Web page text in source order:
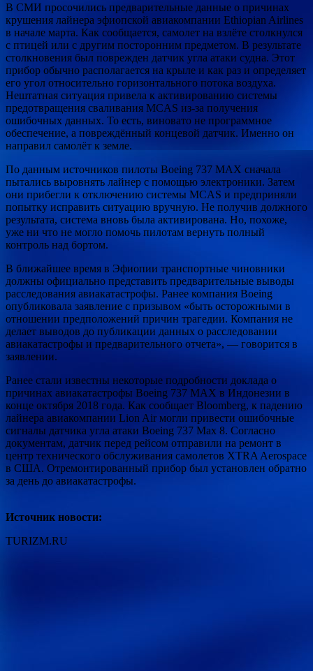
В СМИ просочились предварительные данные о причинах
крушения лайнера эфиопской авиакомпании Ethiopian Airlines
в начале марта. Как сообщается, самолет на взлёте столкнулся
с птицей или с другим посторонним предметом. В результате
столкновения был поврежден датчик угла атаки судна. Этот
прибор обычно располагается на крыле и как раз и определяет
его угол относительно горизонтального потока воздуха.
Нештатная ситуация привела к активированию системы
предотвращения сваливания MCAS из-за получения
ошибочных данных. То есть, виновато не программное
обеспечение, а повреждённый концевой датчик. Именно он
направил самолёт к земле.
По данным источников пилоты Boeing 737 MAX сначала
пытались выровнять лайнер с помощью электроники. Затем
они прибегли к отключению системы MCAS и предприняли
попытку исправить ситуацию вручную. Не получив должного
результата, система вновь была активирована. Но, похоже,
уже ни что не могло помочь пилотам вернуть полный
контроль над бортом.
В ближайшее время в Эфиопии транспортные чиновники
должны официально представить предварительные выводы
расследования авиакатастрофы. Ранее компания Boeing
опубликовала заявление с призывом «быть осторожными в
отношении предположений причин трагедии. Компания не
делает выводов до публикации данных о расследовании
авиакатастрофы и предварительного отчета», — говорится в
заявлении.
Ранее стали известны некоторые подробности доклада о
причинах авиакатастрофы Boeing 737 MAX в Индонезии в
конце октября 2018 года. Как сообщает Bloomberg, к падению
лайнера авиакомпании Lion Air могли привести ошибочные
сигналы датчика угла атаки Boeing 737 Max 8. Согласно
документам, датчик перед рейсом отправили на ремонт в
центр технического обслуживания самолетов XTRA Aerospace
в США. Отремонтированный прибор был установлен обратно
за день до авиакатастрофы.
Источник новости:
TURIZM.RU